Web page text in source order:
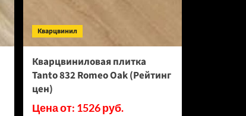
Кварцвинил
Кварцвиниловая плитка
Tanto 832 Romeo Oak (Рейтинг
цен)
Цена от: 1526 руб.